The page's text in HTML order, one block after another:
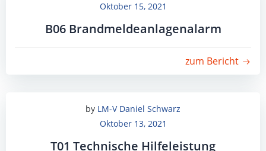
Oktober 15, 2021
B06 Brandmeldeanlagenalarm
zum Bericht
by LM-V Daniel Schwarz
Oktober 13, 2021
T01 Technische Hilfeleistung